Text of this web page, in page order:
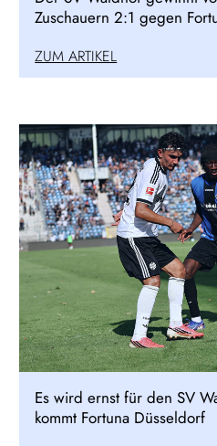
Zuschauern 2:1 gegen
ZUM ARTIKEL
Es wird ernst für den SV
kommt Fortuna Düsseldorf